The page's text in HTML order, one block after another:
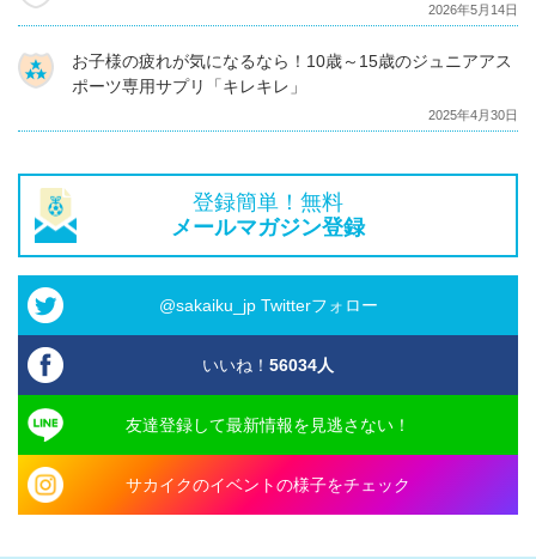
2026年5月14日
お子様の疲れが気になるなら！10歳～15歳のジュニアアス
ポーツ専用サプリ「キレキレ」
2025年4月30日
登録簡単！無料
メールマガジン登録
@sakaiku_jp Twitterフォロー
いいね！ 56034人
友達登録して最新情報を見逃さない！
サカイクのイベントの様子をチェック